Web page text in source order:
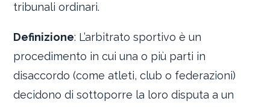
tribunali ordinari.
Definizione: L’arbitrato sportivo è un
procedimento in cui una o più parti in
disaccordo (come atleti, club o federazioni)
decidono di sottoporre la loro disputa a un